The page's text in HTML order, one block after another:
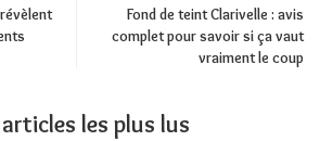
Fond de teint Clarivelle : avis
complet pour savoir si ça vaut
vraiment le coup
articles les plus lus